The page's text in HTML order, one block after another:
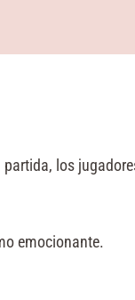
partida, los
emocionante.